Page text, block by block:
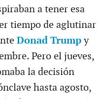
a tener esa
tiempo de aglutinar
Donad Trumpy
Pero el jueves,
la decisión
hasta agosto,